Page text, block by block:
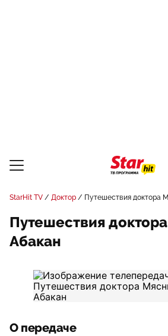
StarHit TV Доктор Путешествия доктора
Путешествия
Абакан
О передаче